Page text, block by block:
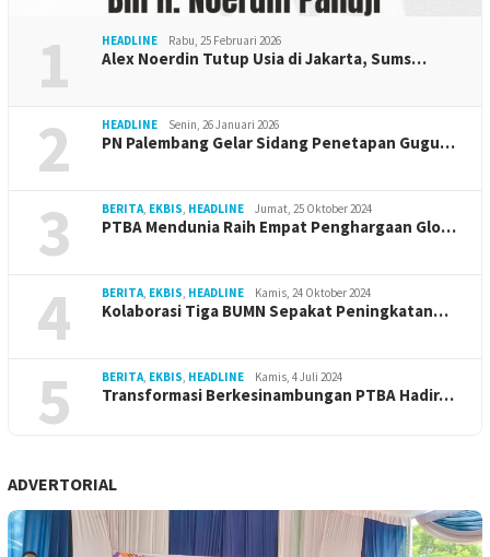
1 HEADLINE Rabu, 25 Februari 2026
Alex Noerdin Tutup Usia di Jakarta, Sums…
2 HEADLINE Senin, 26 Januari 2026
PN Palembang Gelar Sidang Penetapan Gugu…
3 BERITA EKBIS HEADLINE Jumat, 25 Oktober 2024
PTBA Mendunia Raih Empat Penghargaan Glo…
4 BERITA EKBIS HEADLINE Kamis, 24 Oktober 2024
Kolaborasi Tiga BUMN Sepakat Peningkatan…
5 BERITA EKBIS HEADLINE Kamis, 4 Juli 2024
Transformasi Berkesinambungan PTBA Hadir…
ADVERTORIAL